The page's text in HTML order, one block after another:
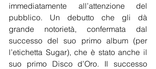
immediatamente all’attenzione del
pubblico. Un debutto che gli dà
grande notorietà, confermata dal
successo del suo primo album (per
l’etichetta Sugar), che è stato anche il
suo primo Disco d’Oro. Il successo